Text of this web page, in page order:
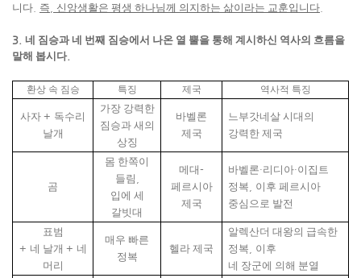
니다 즉 신앙생활은 평생 하나님께 의지하는 삶이라는 교훈입니다
3. 네 짐승과 네 번째 짐승에서 나온 열 뿔을 통해 계시하신 역사의 흐름을
말해 봅시다.
환상 속 짐승 특징 제국 역사적 특징
사자 + 독수리
날개
가장 강력한
짐승과 새의
상징
바벨론
제국
느부갓네살 시대의
강력한 제국
곰
몸 한쪽이
들림
입에 세
갈빗대
메대-
페르시아
제국
바벨론·리디아·이집트
정복
이후 페르시아
중심으로 발전
표범
+ 네 날개 + 네
머리
매우 빠른
정복
헬라 제국
알렉산더 대왕의 급속한
정복
이후
네 장군에 의해 분열